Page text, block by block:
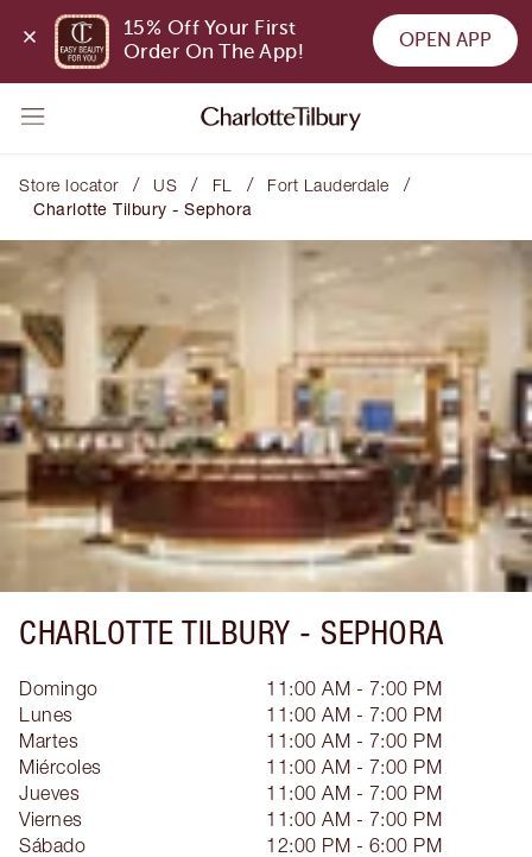
15% Off Your First
Order On The App!
OPEN APP
Store locator / US / FL / Fort Lauderdale /
Charlotte Tilbury - Sephora
CHARLOTTE TILBURY - SEPHORA
Domingo
11:00 AM - 7:00 PM
Lunes
11:00 AM - 7:00 PM
Martes
11:00 AM - 7:00 PM
Miércoles
11:00 AM - 7:00 PM
Jueves
11:00 AM - 7:00 PM
Viernes
11:00 AM - 7:00 PM
Sábado
12:00 PM - 6:00 PM